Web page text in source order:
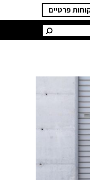
פרטיים